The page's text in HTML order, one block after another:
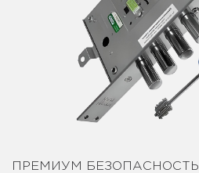
ПРЕМИУМ БЕЗОПАСНОСТЬ